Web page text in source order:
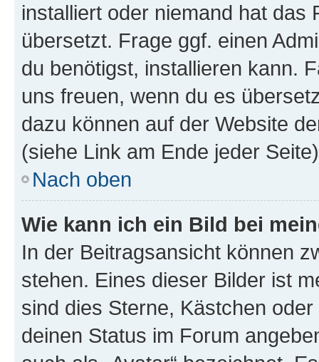
installiert oder niemand hat das
übersetzt. Frage ggf. einen
du benötigst, installieren kann.
uns freuen, wenn du es
dazu können auf der Website
(siehe Link am Ende jeder
Nach oben
Wie kann ich ein Bild bei
In der Beitragsansicht können
stehen. Eines dieser Bilder ist
sind dies Sterne, Kästchen
deinen Status im Forum